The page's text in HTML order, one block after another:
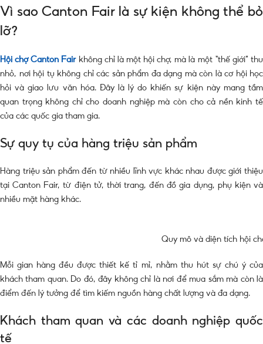
Vì sao Canton Fair là sự kiện không thể bỏ
lỡ?
Hội chợ Canton Fairkhông chỉ là một hội chợ, mà là một “thế giới” thu
nhỏ, nơi hội tụ không chỉ các sản phẩm đa dạng mà còn là cơ hội học
hỏi và giao lưu văn hóa. Đây là lý do khiến sự kiện này mang tầm
quan trọng không chỉ cho doanh nghiệp mà còn cho cả nền kinh tế
của các quốc gia tham gia.
Sự quy tụ của hàng triệu sản phẩm
Hàng triệu sản phẩm đến từ nhiều lĩnh vực khác nhau được giới thiệu
tại Canton Fair, từ điện tử, thời trang, đến đồ gia dụng, phụ kiện và
nhiều mặt hàng khác.
Quy mô và diện tích hội
Mỗi gian hàng đều được thiết kế tỉ mỉ, nhằm thu hút sự chú ý của
khách tham quan. Do đó, đây không chỉ là nơi để mua sắm mà còn là
điểm đến lý tưởng để tìm kiếm nguồn hàng chất lượng và đa dạng.
Khách tham quan và các doanh nghiệp quốc
tế